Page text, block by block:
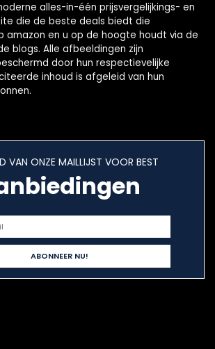
alles-in-één prijsvergelijkings- en
die de beste deals biedt die
amazon en u op de hoogte houdt via de
blogs. Alle afbeeldingen zijn
door hun respectievelijke
inhoud is afgeleid van hun
VAN ONZE MAILLIJST VOOR BEST